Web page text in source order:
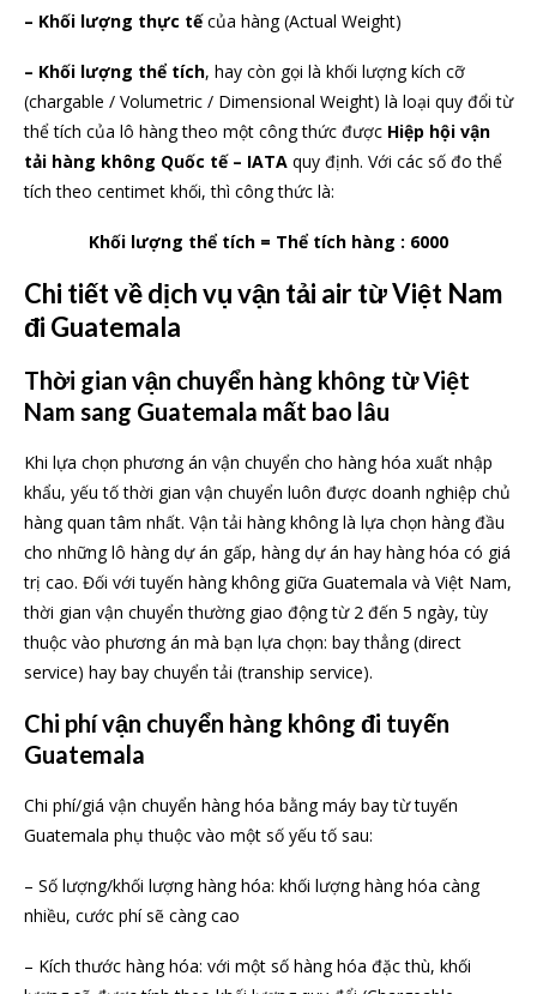
– Khối lượng thực tếcủa hàng (Actual Weight)
– Khối lượng thể tích, hay còn gọi là khối lượng kích cỡ
(chargable / Volumetric / Dimensional Weight) là loại quy đổi từ
thể tích của lô hàng theo một công thức được Hiệp hội vận
tải hàng không Quốc tế – IATA quy định. Với các số đo thể
tích theo centimet khối, thì công thức là:
Khối lượng thể tích = Thể tích hàng : 6000
Chi tiết về dịch vụ vận tải air từ Việt Nam
đi Guatemala
Thời gian vận chuyển hàng không từ Việt
Nam sang Guatemala mất bao lâu
Khi lựa chọn phương án vận chuyển cho hàng hóa xuất nhập
khẩu, yếu tố thời gian vận chuyển luôn được doanh nghiệp chủ
hàng quan tâm nhất. Vận tải hàng không là lựa chọn hàng đầu
cho những lô hàng dự án gấp, hàng dự án hay hàng hóa có giá
trị cao. Đối với tuyến hàng không giữa Guatemala và Việt Nam,
thời gian vận chuyển thường giao động từ 2 đến 5 ngày, tùy
thuộc vào phương án mà bạn lựa chọn: bay thẳng (direct
service) hay bay chuyển tải (tranship service).
Chi phí vận chuyển hàng không đi tuyến
Guatemala
Chi phí/giá vận chuyển hàng hóa bằng máy bay từ tuyến
Guatemala phụ thuộc vào một số yếu tố sau:
– Số lượng/khối lượng hàng hóa: khối lượng hàng hóa càng
nhiều, cước phí sẽ càng cao
– Kích thước hàng hóa: với một số hàng hóa đặc thù, khối